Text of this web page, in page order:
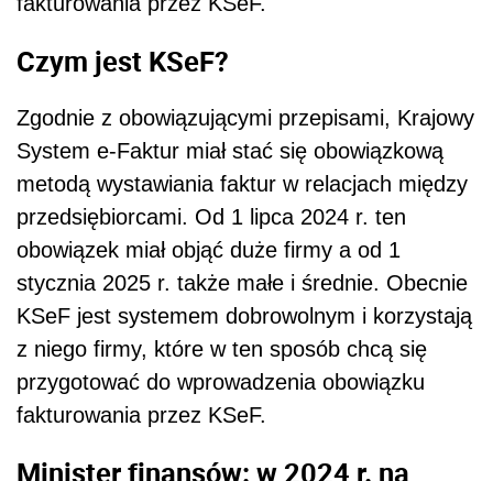
Czym jest KSeF?
Zgodnie z obowiązującymi przepisami, Krajowy
System e-Faktur miał stać się obowiązkową
metodą wystawiania faktur w relacjach między
przedsiębiorcami. Od 1 lipca 2024 r. ten
obowiązek miał objąć duże firmy a od 1
stycznia 2025 r. także małe i średnie. Obecnie
KSeF jest systemem dobrowolnym i korzystają
z niego firmy, które w ten sposób chcą się
przygotować do wprowadzenia obowiązku
fakturowania przez KSeF.
Minister finansów: w 2024 r. na